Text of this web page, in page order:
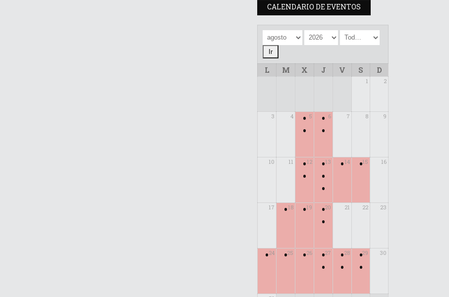
CALENDARIO DE EVENTOS
L M X J V S D
1 2
3 4 5
•
•
6
•
•
7 8 9
10 11 12
•
•
13
•
•
•
14
• 15
• 16
17 18
• 19
• 20
•
•
21 22 23
24
• 25
• 26
• 27
•
•
28
•
•
29
•
•
30